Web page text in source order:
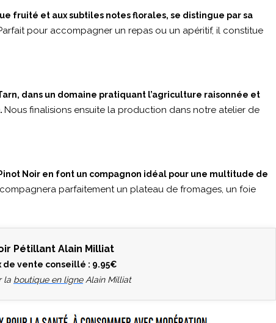
fruité et aux subtiles notes florales, se distingue par sa
pour accompagner un repas ou un apéritif, il constitue
dans un domaine pratiquant l’agriculture raisonnée et
Nous finalisions ensuite la production dans notre atelier de
Noir en font un compagnon idéal pour une multitude de
parfaitement un plateau de fromages, un foie
Pétillant Alain Milliat
de vente conseillé : 9.95€
la boutique en ligneAlain Milliat